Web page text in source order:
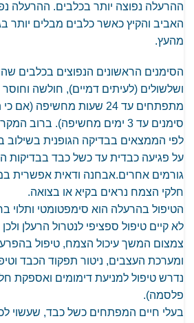
ההרעלה נפוצה יותר בכלבים. ההרעלה
האביב והקיץ כאשר כלבים מבלים יותר
מהעץ.
הסימנים הראשונים הנפוצים בכלבים
ושלשולים (לעיתים דמיים), חולשה וחוסר
מתפתחים עד 24 שעות
סימנים עד 3 ימים מחשיפה).
לפי הממצאים בבדיקה הגופנית בשילוב
על פגיעה כבדית עד כשל כבד בבדיקות
גורמים אחרים.אבחנה ודאית אפשרית
חלקי הצמח נראים בקיא או בצואה.
הטיפול בהרעלה הוא סימפטומטי ותלוי
לא קיים טיפול ספציפי לנטרול הרעלן
צמצום המשך עיכול הצמח, טיפול
ומערכת העצבים, ניטור תפקוד הכבד
נדרש טיפול למניעת דימומים ואספקת
פלסמה).
בעלי חיים המפתחים כשל כבד, שעשוי